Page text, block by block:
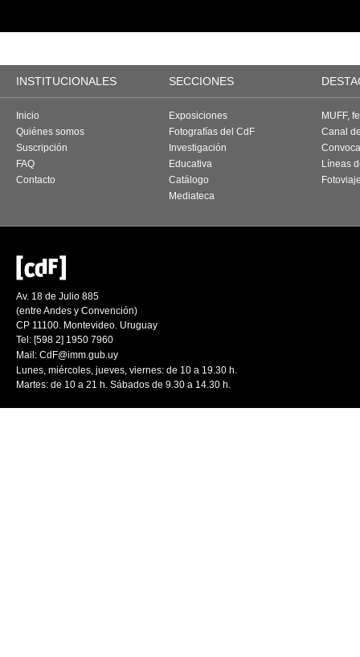
INSTITUCIONALES SECCIONES
Inicio
Quiénes somos
Suscripción
FAQ
Contacto
Exposiciones
Fotografías del CdF
Investigación
Educativa
Catálogo
Mediateca
MUFF,
Canal
Líneas
Av. 18 de Julio 885
(entre Andes y Convención)
CP 11100. Montevideo. Uruguay
Tel: [598 2] 1950 7960
Mail: CdF@imm.gub.uy
Lunes, miércoles, jueves, viernes: de 10 a 19.30 h.
Martes: de 10 a 21 h. Sábados de 9.30 a 14.30 h.